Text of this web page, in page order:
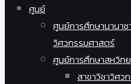
ศูนย์
ศูนย์การศึกษานานาช
วิศวกรรมศาสตร์
ศูนย์การศึกษาสหวิท
สาขาวิชาวิศ